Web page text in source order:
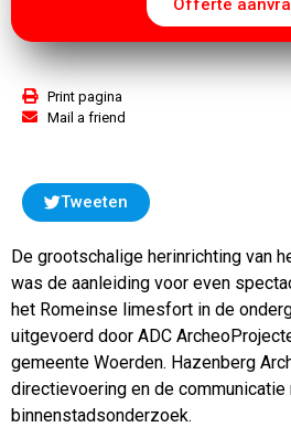
Offerte
Print pagina
Mail a friend
Tweeten
De grootschalige herinrichting van
was de aanleiding voor even
het Romeinse limesfort in de
uitgevoerd door ADC
gemeente Woerden. Hazenberg
directievoering en de communicatie
binnenstadsonderzoek.